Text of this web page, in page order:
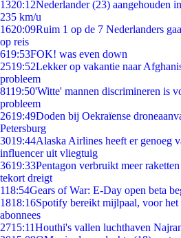
1320:12Nederlander (23) aangehouden
235 km/u
1620:09Ruim 1 op de 7 Nederlanders
op reis
619:53FOK! was even down
2519:52Lekker op vakantie naar
probleem
8119:50'Witte' mannen discrimineren is
probleem
2619:49Doden bij Oekraïense
Petersburg
3019:44Alaska Airlines heeft er genoeg
influencer uit vliegtuig
3619:33Pentagon verbruikt meer
tekort dreigt
118:54Gears of War: E-Day open beta
1818:16Spotify bereikt mijlpaal, voor
abonnees
2715:11Houthi's vallen luchthaven